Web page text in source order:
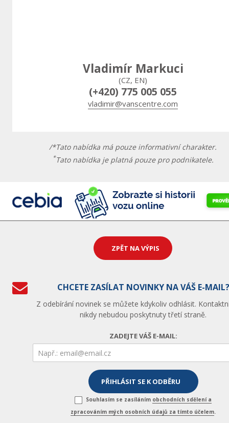
Vladimír Markuci
(CZ, EN)
(+420) 775 005 055
vladimir@vanscentre.com
/*Tato nabídka má pouze informativní charakter.
*Tato nabídka je platná pouze pro podnikatele.
ZPĚT NA VÝPIS
CHCETE ZASÍLAT NOVINKY NA VÁŠ E-MAIL?
Z odebírání novinek se můžete kdykoliv odhlásit.
nikdy nebudou poskytnuty třetí straně.
ZADEJTE VÁŠ E-MAIL:
Souhlasím se zasíláním obchodních sdělení a
zpracováním mých osobních údajů za tímto účelem.